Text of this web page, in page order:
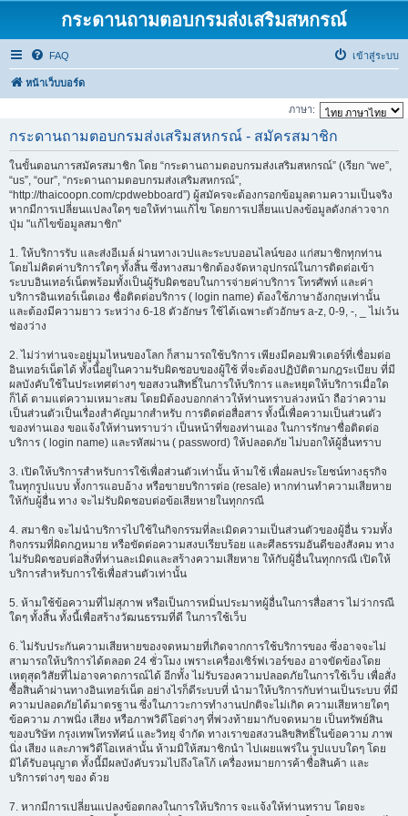
กระดานถามตอบกรมส่งเสริมสหกรณ์
FAQ เข้าสู่ระบบ
หน้าเว็บบอร์ด
ภาษา:
กระดานถามตอบกรมส่งเสริมสหกรณ์ - สมัครสมาชิก
ในขั้นตอนการสมัครสมาชิก โดย “กระดานถามตอบกรมส่งเสริมสหกรณ์” (เรียก “we”,
“us”, “our”, “กระดานถามตอบกรมส่งเสริมสหกรณ์”,
“http://thaicoopn.com/cpdwebboard”) ผู้สมัครจะต้องกรอกข้อมูลตามความเป็นจริง
หากมีการเปลี่ยนแปลงใดๆ ขอให้ท่านแก้ไข โดยการเปลี่ยนแปลงข้อมูลดังกล่าวจาก
ปุ่ม "แก้ไขข้อมูลสมาชิก"
1. ให้บริการรับ และส่งอีเมล์ ผ่านทางเวปและระบบออนไลน์ของ แก่สมาชิกทุกท่าน
โดยไม่คิดค่าบริการใดๆ ทั้งสิ้น ซึ่งทางสมาชิกต้องจัดหาอุปกรณ์ในการติดต่อเข้า
ระบบอินเทอร์เน็ตพร้อมทั้งเป็นผู้รับผิดชอบในการจ่ายค่าบริการ โทรศัพท์ และค่า
บริการอินเทอร์เน็ตเอง ชื่อติดต่อบริการ ( login name) ต้องใช้ภาษาอังกฤษเท่านั้น
และต้องมีความยาว ระหว่าง 6-18 ตัวอักษร ใช้ได้เฉพาะตัวอักษร a-z, 0-9, -, _ ไม่เว้น
ช่องว่าง
2. ไม่ว่าท่านจะอยู่มุมไหนของโลก ก็สามารถใช้บริการ เพียงมีคอมพิวเตอร์ที่เชื่อมต่อ
อินเทอร์เน็ตได้ ทั้งนี้อยู่ในความรับผิดชอบของผู้ใช้ ที่จะต้องปฏิบัติตามกฎระเบียบ ที่มี
ผลบังคับใช้ในประเทศต่างๆ ขอสงวนสิทธิ์ในการให้บริการ และหยุดให้บริการเมื่อใด
ก็ได้ ตามแต่ความเหมาะสม โดยมิต้องบอกกล่าวให้ท่านทราบล่วงหน้า ถือว่าความ
เป็นส่วนตัวเป็นเรื่องสำคัญมากสำหรับ การติดต่อสื่อสาร ทั้งนี้เพื่อความเป็นส่วนตัว
ของท่านเอง ขอแจ้งให้ท่านทราบว่า เป็นหน้าที่ของท่านเอง ในการรักษาชื่อติดต่อ
บริการ ( login name) และรหัสผ่าน ( password) ให้ปลอดภัย ไม่บอกให้ผู้อื่นทราบ
3. เปิดให้บริการสำหรับการใช้เพื่อส่วนตัวเท่านั้น ห้ามใช้ เพื่อผลประโยชน์ทางธุรกิจ
ในทุกรูปแบบ ทั้งการแอบอ้าง หรือขายบริการต่อ (resale) หากท่านทำความเสียหาย
ให้กับผู้อื่น ทาง จะไม่รับผิดชอบต่อข้อเสียหายในทุกกรณี
4. สมาชิก จะไม่นำบริการไปใช้ในกิจกรรมที่ละเมิดความเป็นส่วนตัวของผู้อื่น รวมทั้ง
กิจกรรมที่ผิดกฎหมาย หรือขัดต่อความสงบเรียบร้อย และศีลธรรมอันดีของสังคม ทาง
ไม่รับผิดชอบต่อสิ่งที่ท่านละเมิดและสร้างความเสียหาย ให้กับผู้อื่นในทุกกรณี เปิดให้
บริการสำหรับการใช้เพื่อส่วนตัวเท่านั้น
5. ห้ามใช้ข้อความที่ไม่สุภาพ หรือเป็นการหมิ่นประมาทผู้อื่นในการสื่อสาร ไม่ว่ากรณี
ใดๆ ทั้งสิ้น ทั้งนี้เพื่อสร้างวัฒนธรรมที่ดี ในการใช้เว็บ
6. ไม่รับประกันความเสียหายของจดหมายที่เกิดจากการใช้บริการของ ซึ่งอาจจะไม่
สามารถให้บริการได้ตลอด 24 ชั่วโมง เพราะเครื่องเซิร์ฟเวอร์ของ อาจขัดข้องโดย
เหตุสุดวิสัยที่ไม่อาจคาดการณ์ได้ อีกทั้ง ไม่รับรองความปลอดภัยในการใช้เว็บ เพื่อสั่ง
ซื้อสินค้าผ่านทางอินเทอร์เน็ต อย่างไรก็ดีระบบที่ นำมาให้บริการกับท่านเป็นระบบ ที่มี
ความปลอดภัยได้มาตรฐาน ซึ่งในภาวะการทำงานปกติจะไม่เกิด ความเสียหายใดๆ
ข้อความ ภาพนิ่ง เสียง หรือภาพวิดีโอต่างๆ ที่พ่วงท้ายมากับจดหมาย เป็นทรัพย์สิน
ของบริษัท กรุงเทพโทรทัศน์ และวิทยุ จำกัด ทางเราขอสงวนลิขสิทธิ์ในข้อความ ภาพ
นิ่ง เสียง และภาพวิดีโอเหล่านั้น ห้ามมิให้สมาชิกนำ ไปเผยแพร่ใน รูปแบบใดๆ โดย
มิได้รับอนุญาต ทั้งนี้มีผลบังคับรวมไปถึงโลโก้ เครื่องหมายการค้าชื่อสินค้า และ
บริการต่างๆ ของ ด้วย
7. หากมีการเปลี่ยนแปลงข้อตกลงในการให้บริการ จะแจ้งให้ท่านทราบ โดยจะ